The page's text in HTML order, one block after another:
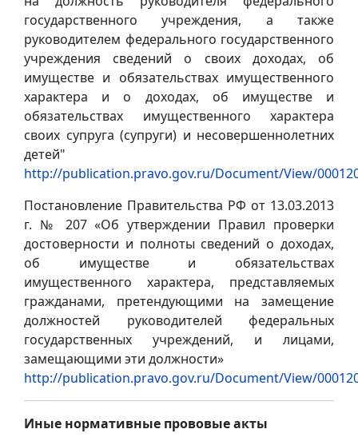
государственного учреждения, а также
руководителем федерального государственного
учреждения сведений о своих доходах, об
имуществе и обязательствах имущественного
характера и о доходах, об имуществе и
обязательствах имущественного характера
своих супруга (супруги) и несовершеннолетних
детей"
http://publication.pravo.gov.ru/Document/View/
Постановление Правительства РФ от 13.03.2013
г. № 207 «Об утверждении Правил проверки
достоверности и полноты сведений о доходах,
об имуществе и обязательствах
имущественного характера, представляемых
гражданами, претендующими на замещение
должностей руководителей федеральных
государственных учреждений, и лицами,
замещающими эти должности»
http://publication.pravo.gov.ru/Document/View/
Иные нормативные прововые акты